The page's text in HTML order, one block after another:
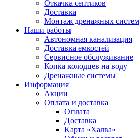
Откачка септиков
Доставка
Монтаж дренажных систем
Наши работы
Автономная канализация
Доставка емкостей
Сервисное обслуживание
Копка колодцев на воду
Дренажные системы
Информация
Акции
Оплата и доставка
Оплата
Доставка
Карта «Халва»